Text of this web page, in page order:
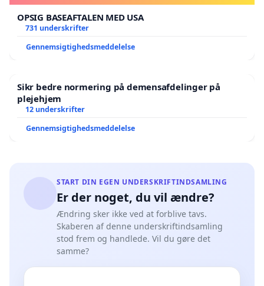
OPSIG BASEAFTALEN MED USA
731 underskrifter
Gennemsigtighedsmeddelelse
Sikr bedre normering på demensafdelinger på
plejehjem
12 underskrifter
Gennemsigtighedsmeddelelse
START DIN EGEN UNDERSKRIFTINDSAMLING
Er der noget, du vil ændre?
Ændring sker ikke ved at forblive tavs.
Skaberen af denne underskriftindsamling
stod frem og handlede. Vil du gøre det
samme?